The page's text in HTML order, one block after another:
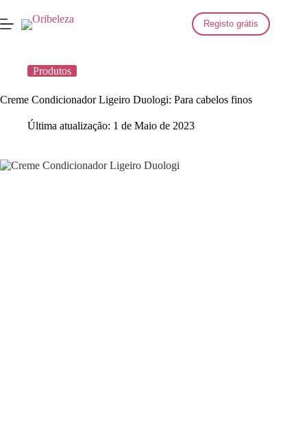
para
o
Registo grátis
Produtos
Creme Condicionador Ligeiro Duologi: Para cabelos finos
Última atualização: 1 de Maio de 2023